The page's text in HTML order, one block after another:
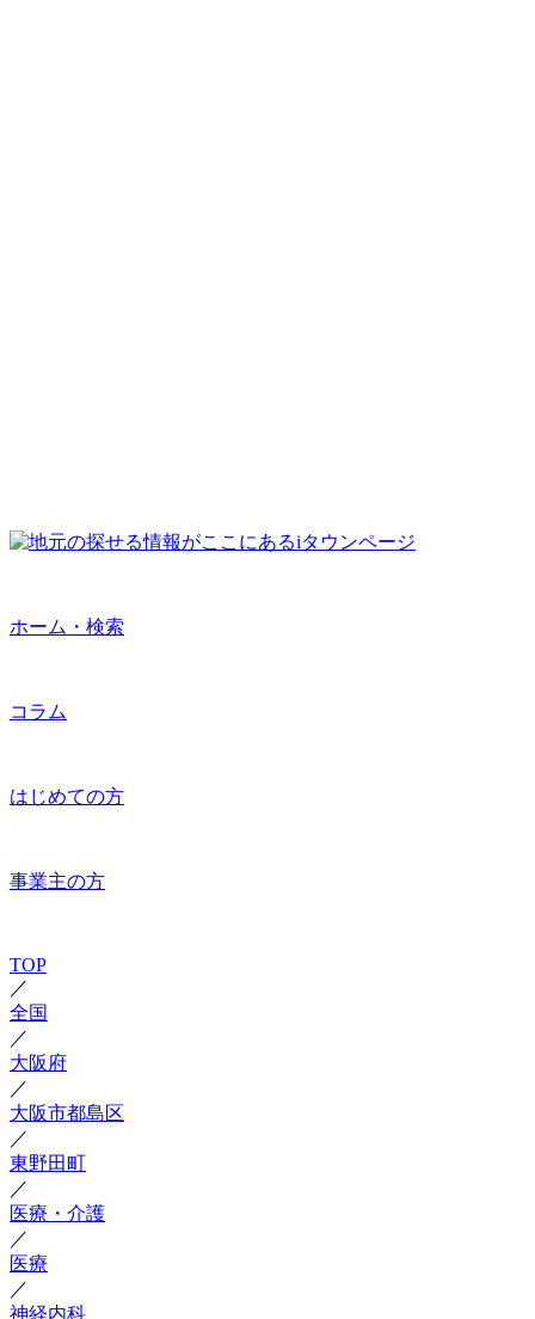
ホーム・検索
コラム
はじめての方
事業主の方
TOP
／
全国
／
大阪府
／
大阪市都島区
／
東野田町
／
医療・介護
／
医療
／
神経内科